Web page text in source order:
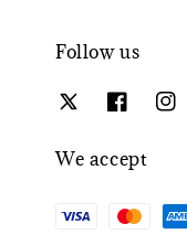
Follow us
We accept